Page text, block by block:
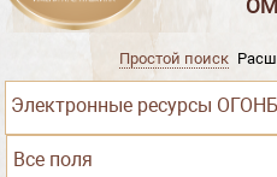
Электронные ресурсы ОГОНБ
Простой поиск
Все поля